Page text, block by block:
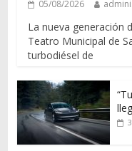
05/08/2026
La nueva generación
Teatro Municipal de
turbodiésel de